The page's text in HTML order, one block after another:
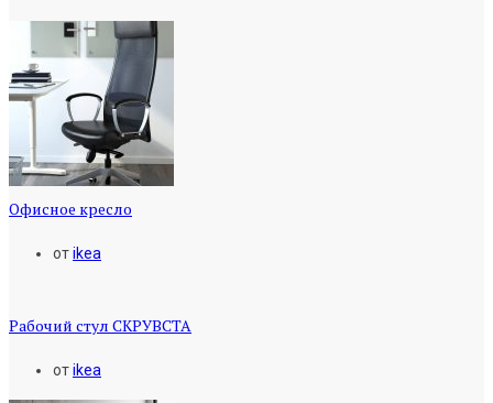
Офисное кресло
отikea
Рабочий стул СКРУВСТА
отikea